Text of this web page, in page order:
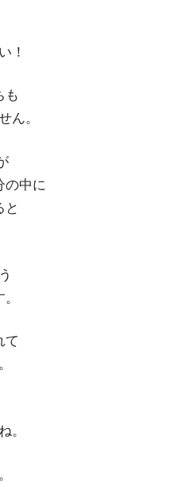
！
も
ん。
の中に
と
て
。